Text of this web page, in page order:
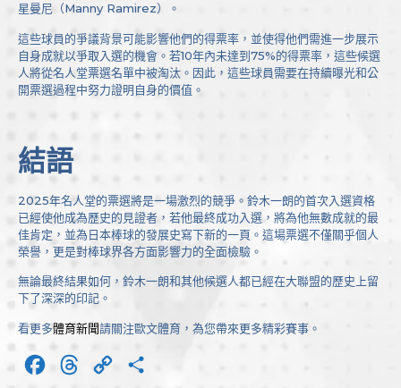
星曼尼（Manny Ramirez）。
這些球員的爭議背景可能影響他們的得票率，並使得他們需進一步展示
自身成就以爭取入選的機會。若10年內未達到75%的得票率，這些候選
人將從名人堂票選名單中被淘汰。因此，這些球員需要在持續曝光和公
開票選過程中努力證明自身的價值。
結語
2025年名人堂的票選將是一場激烈的競爭。鈴木一朗的首次入選資格
已經使他成為歷史的見證者，若他最終成功入選，將為他無數成就的最
佳肯定，並為日本棒球的發展史寫下新的一頁。這場票選不僅關乎個人
榮譽，更是對棒球界各方面影響力的全面檢驗。
無論最終結果如何，鈴木一朗和其他候選人都已經在大聯盟的歷史上留
下了深深的印記。
看更多體育新聞請關注歐文體育，為您帶來更多精彩賽事。
FacebookThreads
Copy